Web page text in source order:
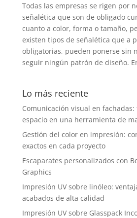
Todas las empresas se rigen por
señalética que son de obligado
cuanto a color, forma o tamaño,
existen tipos de señalética que a
obligatorias, pueden ponerse sin
seguir ningún patrón de diseño.
Lo más reciente
Comunicación visual en
espacio en una herramienta de
Gestión del color en impresión:
exactos en cada proyecto
Escaparates personalizados con
Graphics
Impresión UV sobre linóleo:
acabados de alta calidad
Impresión UV sobre Glasspack